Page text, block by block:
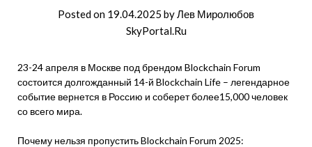
Posted on 19.04.2025 byЛев Миролюбов
SkyPortal.Ru
23-24 апреля в Москве под брендом Blockchain Forum
состоится долгожданный 14-й Blockchain Life – легендарное
событие вернется в Россию и соберет более15,000 человек
со всего мира.
Почему нельзя пропустить Blockchain Forum 2025: